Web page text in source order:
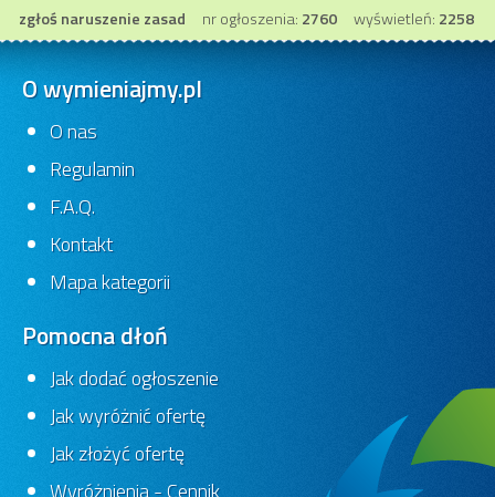
zgłoś naruszenie zasad nr ogłoszenia: 2760 wyświetleń: 2258
O wymieniajmy.pl
O nas
Regulamin
F.A.Q.
Kontakt
Mapa kategorii
Pomocna dłoń
Jak dodać ogłoszenie
Jak wyróżnić ofertę
Jak złożyć ofertę
Wyróżnienia - Cennik